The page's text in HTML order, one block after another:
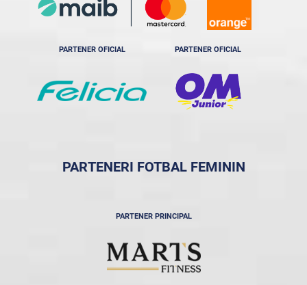
PARTENER OFICIAL PARTENER OFICIAL
PARTENERI FOTBAL FEMININ
PARTENER PRINCIPAL